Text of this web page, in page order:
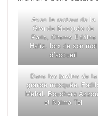
Avec le recteur de la
Grande Mosquée de
Paris, Chems Eddine
Hafiz, lors de son mot
d’accueil
Dans les jardins de la
grande mosquée,
Mehal, Bouchera
et Naima Tei